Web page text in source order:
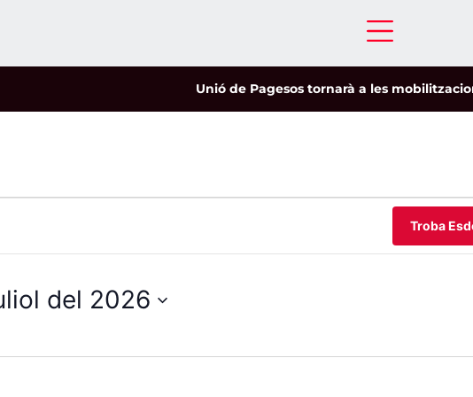
Unió de Pagesos tornarà a les
Troba
del 2026